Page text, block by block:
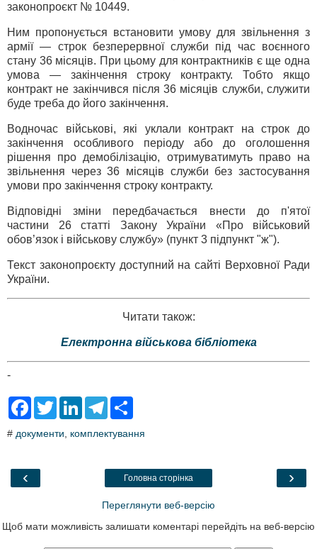
законопроєкт № 10449.
Ним пропонується встановити умову для звільнення з
армії — строк безперервної служби під час воєнного
стану 36 місяців. При цьому для контрактників є ще одна
умова — закінчення строку контракту. Тобто якщо
контракт не закінчився після 36 місяців служби, служити
буде треба до його закінчення.
Водночас військові, які уклали контракт на строк до
закінчення особливого періоду або до оголошення
рішення про демобілізацію, отримуватимуть право на
звільнення через 36 місяців служби без застосування
умови про закінчення строку контракту.
Відповідні зміни передбачається внести до п'ятої
частини 26 статті Закону України «Про військовий
обов’язок і військову службу» (пункт 3 підпункт "ж").
Текст законопроєкту доступний на сайті Верховної Ради
України.
Читати також:
Електронна військова бібліотека
-
F
e
o
T
t
L
k
T
e
a
r
# документи комплектування
‹ ›
Головна сторінка
Переглянути веб-версію
Щоб мати можливість залишати коментарі перейдіть на веб-версію